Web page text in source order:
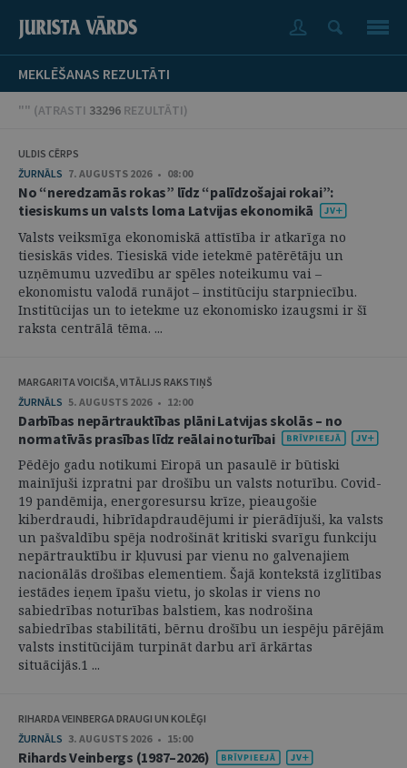
MEKLĒŠANAS REZULTĀTI
"" (ATRASTI 33296 REZULTĀTI)
ULDIS CĒRPS
ŽURNĀLS 7. AUGUSTS 2026 • 08:00
No “neredzamās rokas” līdz “palīdzošajai rokai”:
tiesiskums un valsts loma Latvijas ekonomikā
Valsts veiksmīga ekonomiskā attīstība ir atkarīga no
tiesiskās vides. Tiesiskā vide ietekmē patērētāju un
uzņēmumu uzvedību ar spēles noteikumu vai –
ekonomistu valodā runājot – institūciju starpniecību.
Institūcijas un to ietekme uz ekonomisko izaugsmi ir šī
raksta centrālā tēma. ...
MARGARITA VOICIŠA, VITĀLIJS RAKSTIŅŠ
ŽURNĀLS 5. AUGUSTS 2026 • 12:00
Darbības nepārtrauktības plāni Latvijas skolās – no
normatīvās prasības līdz reālai noturībai
Pēdējo gadu notikumi Eiropā un pasaulē ir būtiski
mainījuši izpratni par drošību un valsts noturību. Covid-
19 pandēmija, energoresursu krīze, pieaugošie
kiberdraudi, hibrīdapdraudējumi ir pierādījuši, ka valsts
un pašvaldību spēja nodrošināt kritiski svarīgu funkciju
nepārtrauktību ir kļuvusi par vienu no galvenajiem
nacionālās drošības elementiem. Šajā kontekstā izglītības
iestādes ieņem īpašu vietu, jo skolas ir viens no
sabiedrības noturības balstiem, kas nodrošina
sabiedrības stabilitāti, bērnu drošību un iespēju pārējām
valsts institūcijām turpināt darbu arī ārkārtas
situācijās.1 ...
RIHARDA VEINBERGA DRAUGI UN KOLĒĢI
ŽURNĀLS 3. AUGUSTS 2026 • 15:00
Rihards Veinbergs (1987–2026)